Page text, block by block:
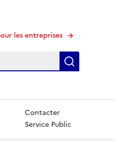
les entreprises
Contacter
Service Public